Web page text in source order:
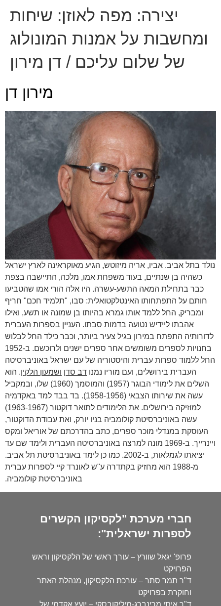
יצירה: מפה לאוזן: שיחות
ומחשבות על אמנות המונולוג
של שלום עליכם / דן מירון
מירון דן
נולד בתל אביב. אביו, אריה מיזוטש, הגיע מאוקראינה לארץ ישראל
כשהיה בן שנתיים, בעוד משפחת אמו, מלכה, התיישבה בצפת
כבר בתחילת המאה התשע-עשרה. היו אלה הורי אמו שהטביעו
חותם על התפתחותו האינטלקטואלית: סבו, "תלמיד חכם" חריף
ומבריק, החל ללמד אותו גמרא בהיותו בן שמונה או תשע, ואילו
אהבתו ליידיש נטועה בדמות סבתו. העניין בספרות העברית
לדורותיה התפתח במירון בגיל צעיר ביותר, וכבר כילד החל לבלוש
בחנויות לספרים משומשים אחר ספרים ישנים ולרוכשם. ב-1952
החל ללמוד ספרות עברית והיסטוריה של עם ישראל באוניברסיטה
העברית בירושלים, ועם מוריו נמנו דב סדן ושמעון הלקין. הוא
השלים את לימודי הבוגר (1957) והמוסמך (1960) שלו, ובמקביל
עשה את שירותו הצבאי (1958-1956). בד בבד למד באקדמיה
למוזיקה בירושלים. את הלימודים לתואר דוקטור (1963-1967)
עשה באוניברסיטת קולומביה בניו יורק, ואת עבודת הדוקטור,
העוסקת במנדלי מוכר ספרים, כתב בהדרכתם של אוריאל ומקס
ויינרייך. ב-1969 מונה למרצה באוניברסיטה העברית ולימד שם עד
יציאתו לגמלאות, ב-2002. כמו כן לימד באוניברסיטת תל אביב.
מ-1988 הוא מחזיק בקתדרה ע"ש לאונרד קיי לספרות עברית
באוניברסיטת קולומביה.
חברי מערכת "לקסיקון הקשרים
לספרות ישראלית":
פרופ' יגאל שוורץ – עורך ראשי של הלקסיקון וראש
הפרויקט
ד"ר תמר סתר – עורכת הלקסיקון, מנהלת האתר
וחוקרת בפרויקט